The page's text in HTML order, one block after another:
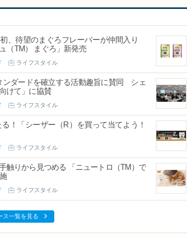
、待望のまぐろフレーバーが仲間入り
（TM） まぐろ」新発売
ライフスタイル
ンダードを確立する活動趣旨に賛同 シェ
けて」に協賛
ライフスタイル
！「シーザー（R）を買って当てよう！
ライフスタイル
触りから見つめる 「ニュートロ（TM）で
ライフスタイル
ス一覧を見る